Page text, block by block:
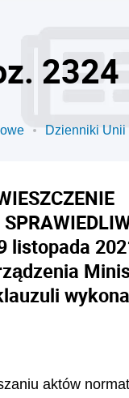
2324
Dzienniki
listopada
aktów